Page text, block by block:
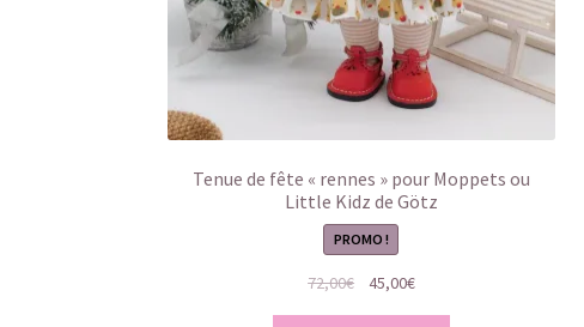
Tenue de fête « rennes » pour Moppets ou
Little Kidz de Götz
PROMO !
72,00€
Le45,00€Le